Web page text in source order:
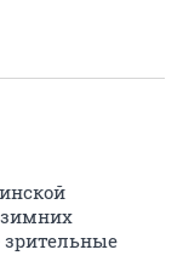
зрительные